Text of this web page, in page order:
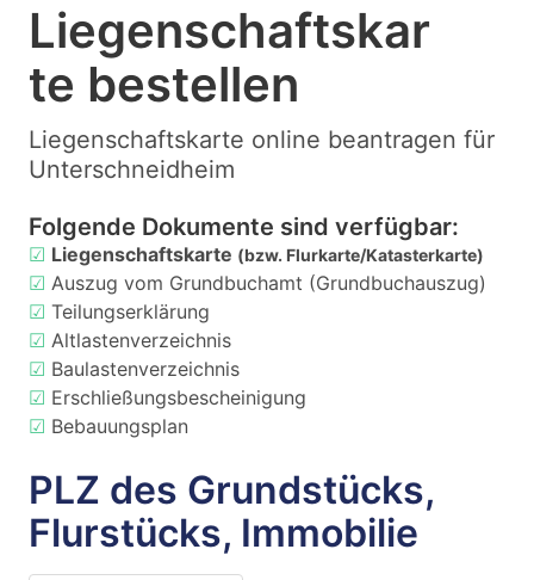
Liegenschaftskar
te bestellen
Liegenschaftskarte online beantragen für
Unterschneidheim
Folgende Dokumente sind verfügbar:
☑ Liegenschaftskarte (bzw. Flurkarte/Katasterkarte)
☑ Auszug vom Grundbuchamt (Grundbuchauszug)
☑ Teilungserklärung
☑ Altlastenverzeichnis
☑ Baulastenverzeichnis
☑ Erschließungsbescheinigung
☑ Bebauungsplan
PLZ des Grundstücks,
Flurstücks, Immobilie